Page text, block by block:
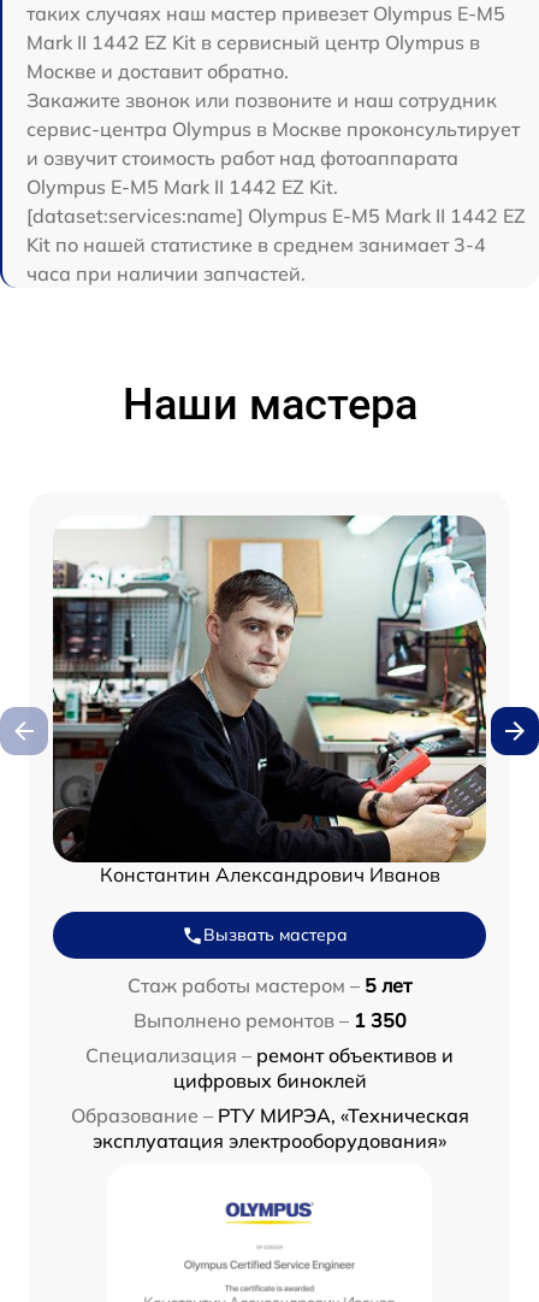
таких случаях наш мастер привезет Olympus E‑M5
Mark II 1442 EZ Kit в сервисный центр Olympus в
Москве и доставит обратно.
Закажите звонок или позвоните и наш сотрудник
сервис-центра Olympus в Москве проконсультирует
и озвучит стоимость работ над фотоаппарата
Olympus E‑M5 Mark II 1442 EZ Kit.
[dataset:services:name] Olympus E‑M5 Mark II 1442 EZ
Kit по нашей статистике в среднем занимает 3-4
часа при наличии запчастей.
Наши мастера
Константин Александрович Иванов
Вызвать мастера
Стаж работы мастером – 5 лет
Выполнено ремонтов – 1 350
Специализация – ремонт объективов и
цифровых биноклей
Образование – РТУ МИРЭА, «Техническая
эксплуатация электрооборудования»